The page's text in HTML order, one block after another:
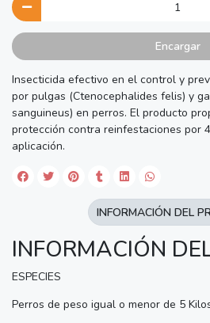
Encargar
Insecticida efectivo en el control y
por pulgas (Ctenocephalides felis) y
sanguineus) en perros. El producto
protección contra reinfestaciones por
aplicación.
INFORMACIÓN
ESPECIES
Perros de peso igual o menor de 5
INFORMACIÓN DEL